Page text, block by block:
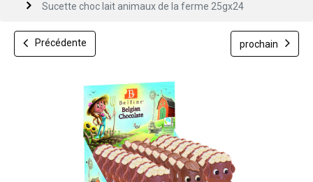
Sucette choc lait animaux de la ferme 25gx24
Précédente prochain